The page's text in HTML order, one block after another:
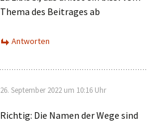
Thema des Beitrages ab
Antworten
26. September 2022 um 10:16 Uhr
Richtig: Die Namen der Wege sind